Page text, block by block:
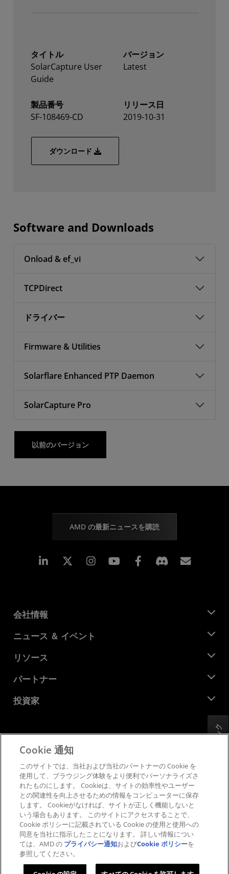
タイトル
SolarCapture User
Guide
バージョン
Latest
製品番号
SF-108469-CD
リリース日
2019-10-31
ダウンロード SolarCapture User Guide
Software and Downloads
Onload & ef_vi
TCPDirect
ドライバー
Firmware & Utilities
Solarflare Enhanced PTP Daemon
SolarCapture Pro
以前のバージョン
フィードバック
AMD の最新ニュースを購読
Linkedin Instagram Facebook
会社情報
AMD について
企業責任
キャリア
お問い合わせ
ニュース ＆ イベント
ニュースルーム
メディア ライブラリ
リソース
デベロッパー セントラル
ケース スタディ
パートナー
AMD パートナー ハブ
投資家
財務情報
取締役会
SEC 提出書類
プライバシー
商標
サプライ チェーンの透明性
公正でオープンな競争
英国税務戦略
Cookie ポリシー
Cookie の設定
Cookie 通知
このサイトでは、当社および当社のパートナーの Cookie を
使用して、ブラウジング体験をより便利でパーソナライズさ
れたものにします。 Cookieは、サイトの効率性やユーザー
との関連性を向上させるための情報をコンピューターに保存
します。 Cookieがなければ、サイトが正しく機能しないと
いう場合もあります。 このサイトにアクセスすることで、
Cookie ポリシーに記載されている Cookie の使用と使用への
同意を当社に指示したことになります。 詳しい情報につい
ては、AMD の プライバシー通知およびCookie ポリシーを
参照してください。